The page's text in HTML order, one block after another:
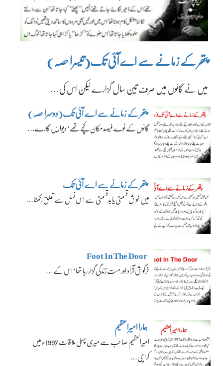
پتھر کے زمانے سے اے آئی تک(تیسرا حصہ)
میں نے گائوں میں صرف تین سال گزارے لیکن اس کی…
پتھر کے زمانے سے اے آئی تک(دوسرا حصہ)
گائوں کے نوے فیصد مکان کچے تھے‘ دیواریں گارے…
پتھر کے زمانے سے اے آئی تک
میں خوش قسمتی یا بدقسمتی سے اس نسل سے تعلق رکھتا…
Foot In The Door
خرگوش آزاد اور مست زندگی گزار رہا تھا‘ اس کے…
ہمارا امیرالعظیم
امیرالعظیم صاحب سے میری پہلی ملاقات 1997ء میں
کراچی…